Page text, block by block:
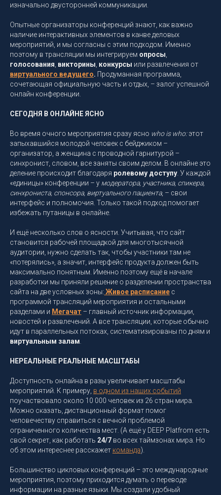
изначально двусторонней коммуникации.
Опытные организаторы конференций знают, как важно
наличие интерактивных элементов в канве деловых
мероприятий, и мы согласны с этим подходом. Именно
поэтому в трансляции мы интегрируем опросы
голосования викторины конкурсы или развлечения от
виртуального ведущего. Продуманная программа,
сочетающая официальную часть и отдых, – залог успешной
онлайн конференции.
СЕГОДНЯ В ОНЛАЙНЕ ЯСНО
Во время очного мероприятия сразу ясно who is who:этот
запыхавшийся молодой человек с бейджиком –
организатор, а женщина с проводной гарнитурой –
синхронист, словом, все заняты своим делом. В онлайне это
деление происходит благодаря ролевому доступу . У каждой
«единицы» конференции – у модератора, участника, спикера,
синхрониста, спонсора, виртуального пациента, – свои
интерфейс и полномочия. Только такой подход помогает
избежать путаницы в онлайне.
И ещё несколько слов о ясности. Учитывая, что сайт
становится рабочей площадкой для многотысячной
аудитории, нужно сделать так, чтобы участники там не
«потерялись», а значит, интерфейс продукта должен быть
максимально понятным. Именно поэтому ещё в начале
разработки мы приняли решение о разделении пространства
сайта на две условных зоны: Живое расписание с
программой трансляций мероприятия и остальными
разделами и Мегачат – главный источник информации,
новостей и развлечений. А все трансляции, которые обычно
идут в параллельных потоках, систематизированы по дням и
виртуальным залам
НЕРЕАЛЬНЫЕ РЕАЛЬНЫЕ МАСШТАБЫ
Доступность онлайна в разы увеличивает масштабы
мероприятий. К примеру, в одном из наших событий
поучаствовало около 10 000 человек из 26 стран мира.
Можно сказать, дистанционный формат помог
человечеству справиться с вечной проблемой
ограниченного количества мест. (А ещё у DEEP Platfrom есть
свой секрет, как работать 24/7 во всех таймзонах мира. Но
об этом интереснее расскажет команда).
Большинство цикловых конференций – это международные
мероприятия, поэтому приходится думать о переводе
информации на разные языки. Мы создали удобный